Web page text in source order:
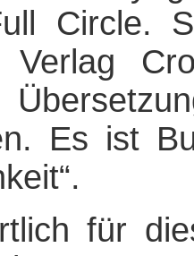
Circle.
Verlag
Es ist
für